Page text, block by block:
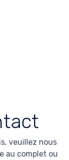
veuillez nous
au complet ou